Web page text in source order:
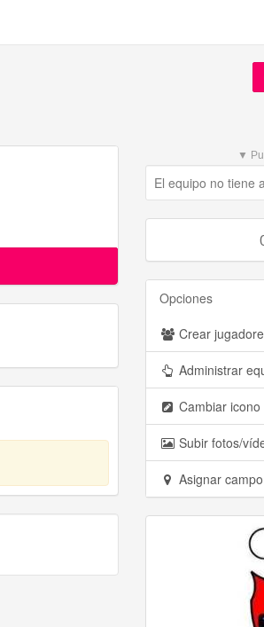
▼
El equipo no tiene
Opciones
Crear
Administrar
Cambiar icono
Subir fotos/
Asignar campo